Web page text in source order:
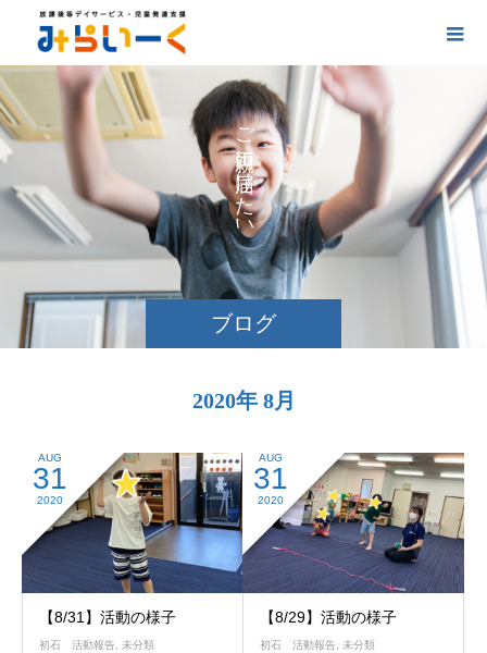
ブログ
ご
に
け
た
い
お
2020年 8月
AUG
31
2020
【8/31】活動の様子
初石 活動報告, 未分類
AUG
31
2020
【8/29】活動の様子
初石 活動報告, 未分類